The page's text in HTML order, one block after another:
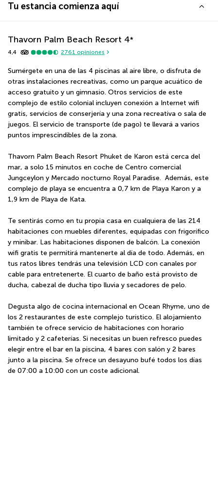
Tu estancia comienza aquí
Thavorn Palm Beach Resort 4*
4,4 2761 opiniones
Sumérgete en una de las 4 piscinas al aire libre, o disfruta de
otras instalaciones recreativas, como un parque acuático de
acceso gratuito y un gimnasio. Otros servicios de este
complejo de estilo colonial incluyen conexión a Internet wifi
gratis, servicios de conserjería y una zona recreativa o sala de
juegos. El servicio de transporte (de pago) te llevará a varios
puntos imprescindibles de la zona.
Thavorn Palm Beach Resort Phuket de Karon está cerca del
mar, a solo 15 minutos en coche de Centro comercial
Jungceylon y Mercado nocturno Royal Paradise.  Además, este
complejo de playa se encuentra a 0,7 km de Playa Karon y a
1,9 km de Playa de Kata.
Te sentirás como en tu propia casa en cualquiera de las 214
habitaciones con muebles diferentes, equipadas con frigorífico
y minibar. Las habitaciones disponen de balcón. La conexión
wifi gratis te permitirá mantenerte al día de todo. Además, en
tus ratos libres tendrás una televisión LCD con canales por
cable para entretenerte. El cuarto de baño está provisto de
ducha, cabezal de ducha tipo lluvia y secadores de pelo.
Degusta algo de cocina internacional en Ocean Rhyme, uno de
los 2 restaurantes de este complejo turístico. El alojamiento
también te ofrece servicio de habitaciones con horario
limitado y 2 cafeterías. Si necesitas un buen refresco puedes
elegir entre el bar en la piscina, 4 bares con salón y 2 bares
junto a la piscina. Se ofrece un desayuno bufé todos los días
de 07:00 a 10:00 con un coste adicional.